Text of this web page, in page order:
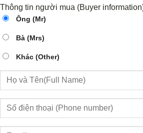
Thông tin người mua (Buyer
Ông (Mr)
Bà (Mrs)
Khác (Other)